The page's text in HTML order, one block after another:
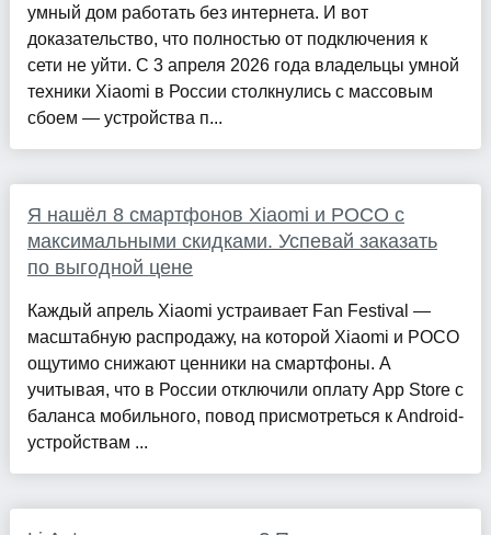
умный дом работать без интернета. И вот
доказательство, что полностью от подключения к
сети не уйти. С 3 апреля 2026 года владельцы умной
техники Xiaomi в России столкнулись с массовым
сбоем — устройства п...
Я нашёл 8 смартфонов Xiaomi и POCO с
максимальными скидками. Успевай заказать
по выгодной цене
Каждый апрель Xiaomi устраивает Fan Festival —
масштабную распродажу, на которой Xiaomi и POCO
ощутимо снижают ценники на смартфоны. А
учитывая, что в России отключили оплату App Store с
баланса мобильного, повод присмотреться к Android-
устройствам ...